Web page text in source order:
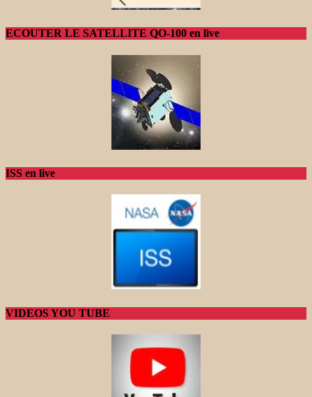
ECOUTER LE SATELLITE QO-100 en live
ISS en live
VIDEOS YOU TUBE